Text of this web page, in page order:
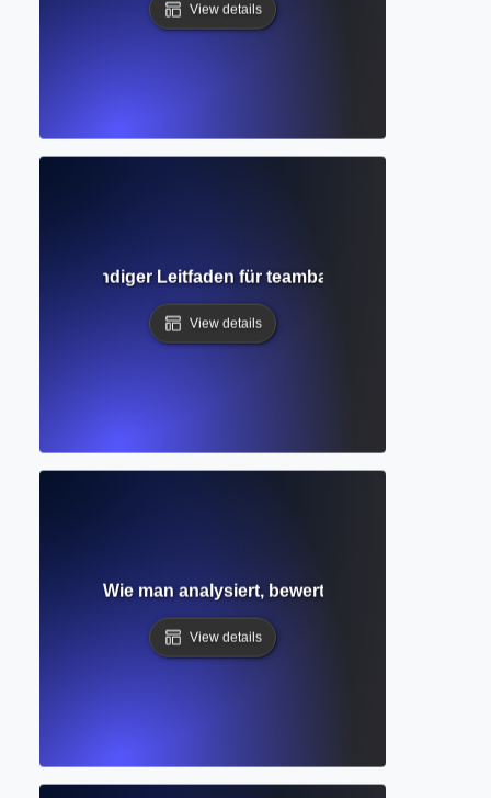
View details
Vollständiger Leitfaden für teambasierte
View details
Denken? Wie man analysiert, bewertet und mit Einsicht
View details